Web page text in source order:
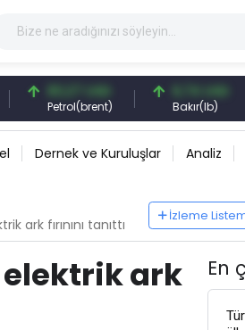
83,27 USD
Petrol(brent)
6,74 USD
Bakır(lb)
Dernek ve Kuruluşlar Analiz
ark fırınını tanıttı
İzleme
ark
En